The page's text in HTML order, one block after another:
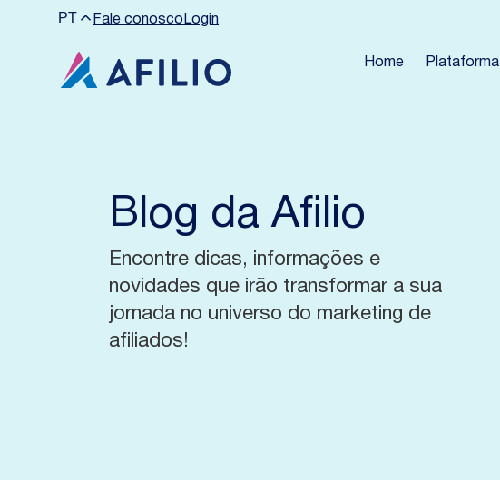
PT Fale conosco Login
Home Plataforma
Blog da Afilio
Encontre dicas, informações e
novidades que irão transformar a sua
jornada no universo do marketing de
afiliados!